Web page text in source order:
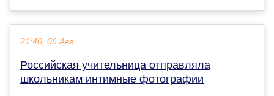
21:40, 06 Авг
Российская учительница отправляла
школьникам интимные фотографии